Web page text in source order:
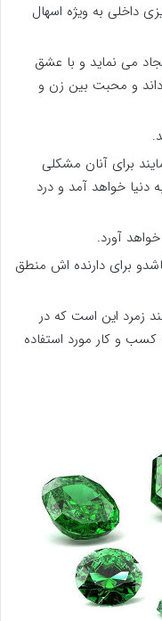
داخلی به ویژه اسهال
می نماید و با عشق
و محبت بین زن و
برای آنان مشکلی
دنیا خواهد آمد و درد
آورد.
برای دارنده اش منطق
زمرد این است که در
کسب و کار مورد استفاده